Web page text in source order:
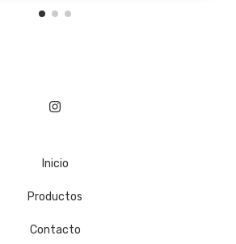
Inicio
Productos
Contacto